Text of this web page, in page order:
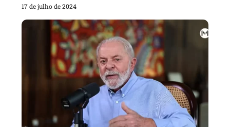
17 de julho de 2024